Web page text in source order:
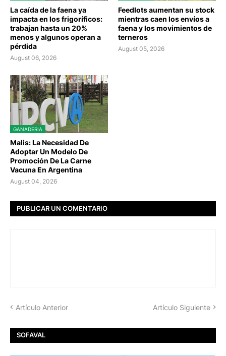
La caída de la faena ya
impacta en los frigoríficos:
trabajan hasta un 20%
menos y algunos operan a
pérdida
August 06, 2026
Feedlots aumentan su stock
mientras caen los envíos a
faena y los movimientos de
terneros
August 05, 2026
GANADERIA
Malis: La Necesidad De
Adoptar Un Modelo De
Promoción De La Carne
Vacuna En Argentina
August 04, 2026
PUBLICAR UN COMENTARIO
Artículo Anterior Artículo Siguiente
SOFAVAL